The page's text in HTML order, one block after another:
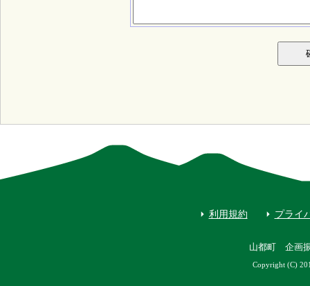
利用規約 プライ
山都町 企画
Copyright (C)